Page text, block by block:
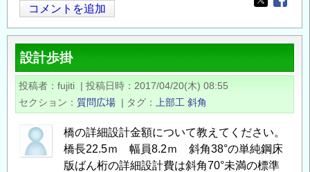
イ
ワ
イ
ヤ・
タ
ロ
ー
プ・
コメントを追加
Opens in
設計歩掛
投稿者 fujiti | 投稿日時
2017/04/20(木) 08:55
セクション
質問広場 | タグ 上部工 斜角
橋の詳細設計金額について教えてください。
橋長22.5ｍ 幅員8.2ｍ 斜角38°の単純鋼床
版ばん桁の詳細設計費は斜角70°未満の標準